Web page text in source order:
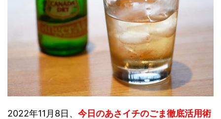
2022年11月8日、 今日のあさイチのごま徹底活用術